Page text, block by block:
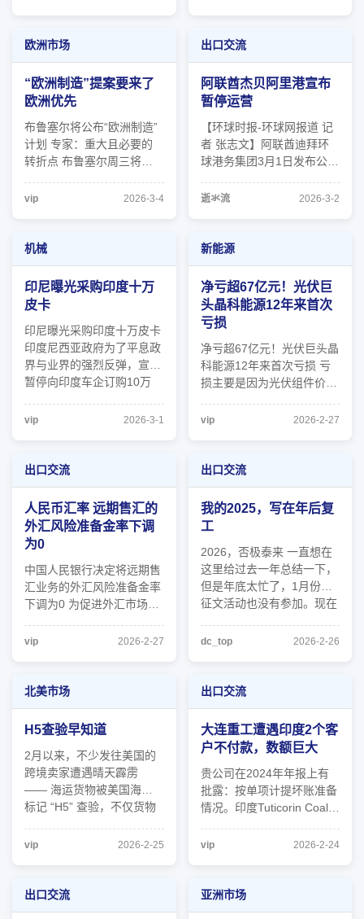
工厂直接拿货，少部分从乌
干达进口。然后我所在的贸
易公司高层和当地瓷砖长的
高层十分熟 ...
子就在那条船上。 我第一
反应是不可能——我很少走
ONE的船。可事实偏偏 ...
欧洲市场
“欧洲制造”提案要来了
欧洲优先
布鲁塞尔将公布“欧洲制造”
计划 专家：重大且必要的
转折点 布鲁塞尔周三将公
案，旨在重振欧洲大陆工业
本应在2025年底，但由于
成员国之间甚至欧盟委员会
内部对该措施的有效性、范
围和局限 ...
vip 2026-3-4
出口交流
阿联酋杰贝阿里港宣布
暂停运营
【环球时报-环球网报道 记
者 张志文】阿联酋迪拜环
球港务集团3月1日发布公告
展，并遵照相关政府部门的
阿里港所在地区传出数声巨
大爆炸声，并冒出黑色浓
烟。 资料显示，杰贝阿里
港是目前中东地区 ...
逝氺流 2026-3-2
机械
印尼曝光采购印度十万
皮卡
印尼曝光采购印度十万皮卡
印度尼西亚政府为了平息政
界与业界的强烈反弹，宣布
暂停向印度车企订购10万
划。 印尼合作社部长费利
府已决定暂停从印度的塔塔
汽车（Tata）和马恒达
（Mahindra）进 ...
vip 2026-3-1
新能源
净亏超67亿元！光伏巨
头晶科能源12年来首次
亏损
净亏超67亿元！光伏巨头晶
科能源12年来首次亏损 亏
损主要是因为光伏组件价格
产品出货占比仍较低。 光
发布2025年度业绩快报公
告称，报告期内，公司实现
营业总收入654.92亿元，较
上年同 ...
vip 2026-2-27
出口交流
人民币汇率 远期售汇的
外汇风险准备金率下调
为0
中国人民银行决定将远期售
汇业务的外汇风险准备金率
下调为0 为促进外汇市场发
险，中国人民银行决定自
率从20%下调至0。下一
步，中国人民银行将继续引
导金融机构优化对企业汇率
vip 2026-2-27
出口交流
我的2025，写在年后复
工
2026，否极泰来 一直想在
这里给过去一年总结一下，
但是年底太忙了，1月份的
征文活动也没有参加。现在
哪里。这次我想用客户的一
approaches, we would like
to extend our heartfelt
gratitude for y ...
dc_top 2026-2-26
北美市场
H5查验早知道
2月以来，不少发往美国的
跨境卖家遭遇晴天霹雳
—— 海运货物被美国海关
标记 “H5” 查验，不仅货物
风险，且无任何补件机会！
的Fast Doc Review专项审
核部门密切相关，该部门专
vip 2026-2-25
出口交流
大连重工遭遇印度2个客
户不付款，数额巨大
贵公司在2024年年报上有
批露：按单项计提坏账准备
情况。印度Tuticorin Coal
West Quay Multiport
家公司合计也1.4亿元了。
这个只是产品质保金没有收
vip 2026-2-24
出口交流 亚洲市场